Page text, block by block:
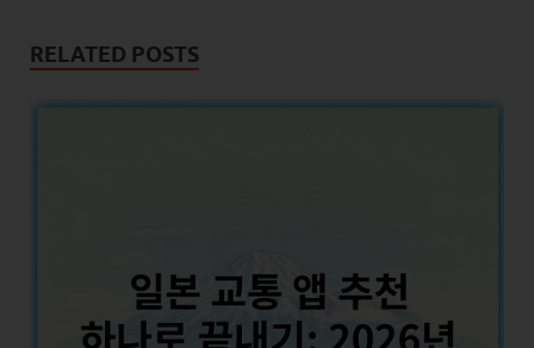
RELATED POSTS